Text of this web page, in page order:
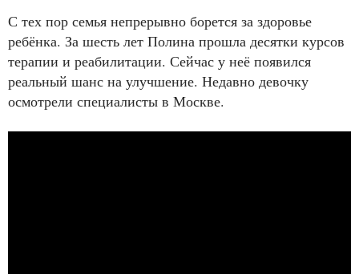
С тех пор семья непрерывно борется за здоровье
ребёнка. За шесть лет Полина прошла десятки курсов
терапии и реабилитации. Сейчас у неё появился
реальный шанс на улучшение. Недавно девочку
осмотрели специалисты в Москве.